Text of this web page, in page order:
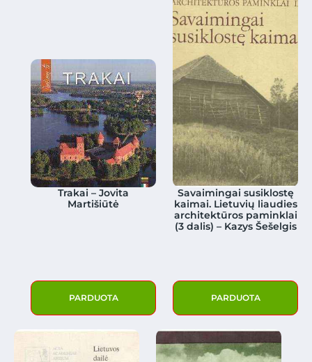
Trakai – Jovita
Martišiūtė
PARDUOTA
Savaimingai susiklostę
kaimai. Lietuvių liaudies
architektūros paminklai
(3 dalis) – Kazys Šešelgis
PARDUOTA